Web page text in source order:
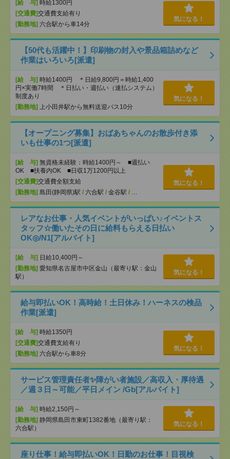
[給 与] 時給1300円
[交通費]交通費支給有り
[勤務地] 六合駅から車14分
気になる！
【50代も活躍中！】印刷物の封入や景品箱詰めなど
作業はいろいろ[派遣]
[給 与] 時給1400円 ＊日給9,800円＝時給1,400
円×実働7時間 ＊日払い・週払い（速払システム）
制度あり
[勤務地] 上小田井駅から無料送迎バス10分
気になる！
【オープニング募集】おばあちゃんのお散歩付き添
いも仕事の1つ[派遣]
[給 与] 無資格未経験：時給1400円～ ■週払い
OK ■扶養内OK ■日収1万1200円以上
[交通費]交通費全額支給
[勤務地] 島田(静岡県)駅 / 六合駅 / 金谷駅 / …
気になる！
レアなお仕事・人気イベントがいっぱい♪イベントス
タッフ☆働いたその日に給料もらえる日払い
OK◎/N1[アルバイト]
[給 与] 日給10,400円～
[勤務地] 愛知県名古屋市中区金山（最寄り駅：金山
駅）
気になる！
給与即払いOK！高時給！土日休み！ハーネスの検品
作業[派遣]
[給 与] 時給1350円
[交通費]交通費支給有り
[勤務地] 六合駅から車8分
気になる！
サービス管理責任者✨障がい者施設／高収入・厚待遇
／週３日～可能／平日メイン /Gb[アルバイト]
[給 与] 時給2,150円～
[勤務地] 静岡県島田市東町1382番地（最寄り駅：
六合駅）
気になる！
座り仕事！給与即払いOK！日勤のお仕事！目視検